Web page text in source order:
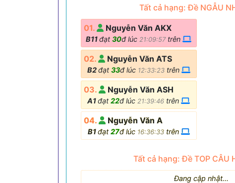
Tất cả hạng: Đề NGẪU
01. Nguyễn Văn AKX
B11đạt30đ lúc 21:09:57trên
02. Nguyễn Văn ATS
B2đạt 33đ lúc 12:33:23trên
03. Nguyễn Văn ASH
A1đạt22đ lúc 21:39:46 trên
04. Nguyễn Văn A
B1đạt27đ lúc 16:36:33trên
Tất cả hạng: Đề TOP CÂU
Đang cập nhật...